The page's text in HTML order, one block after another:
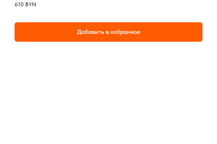
610 BYN
Добавить в избранное